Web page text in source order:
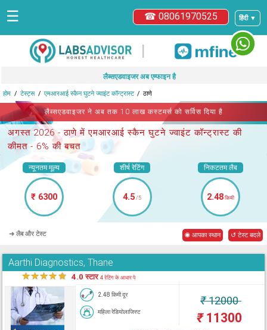
हिंदी ▼
☎ 08061970525
☰
|
लैब्सएडवाइजर अब एम्फाइन है
होम टेस्ट्स एमआरआई स्कैन घुटने ज्वाइंट कॉन्ट्रास्ट ठाणे
लैब्सएडवाइजर ने अब तक 10 लाख कस्टमर्स को सर्विस दिया है
अगस्त 2026 -ठाणे में एमआरआई स्कैन घुटने ज्वाइंट कॉन्ट्रास्ट की
कीमत - 6% की बचत
न्यूनतम मूल्य
₹ 6300
शीर्ष रेटिंग
4.5/5
निकटतम लैब
2.48किमी
➜ लैब और टेस्ट ◉ आपका स्थान ↺ टेस्ट बदले
Aarthi Diagnostics, Thane
★★★★★ 4.0 स्टार4 रेटिंग के आधार पे
2.48 किमी दूर
महिला रेडियोलाजिस्ट
₹12000
₹11300